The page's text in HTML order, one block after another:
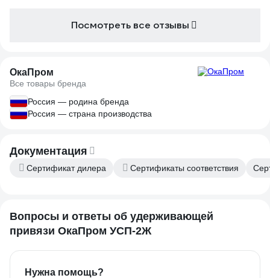
Посмотреть все отзывы
ОкаПром
Все товары бренда
Россия — родина бренда
Россия — страна производства
Документация
Сертификат дилера Сертификаты соответствия
Вопросы и ответы об удерживающей
привязи ОкаПром УСП-2Ж
Нужна помощь?